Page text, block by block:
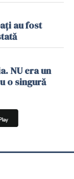
au fost
NU era un
o singură